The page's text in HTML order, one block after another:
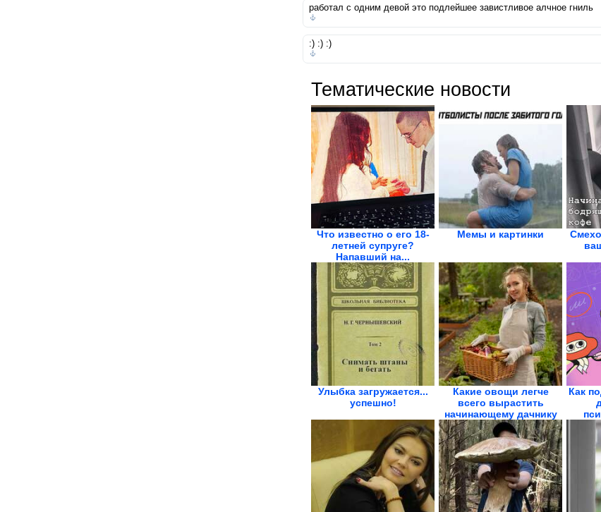
работал с одним девой это подлейшее завистливое алчное гниль
:) :) :)
Тематические новости
Что известно о его 18-
летней супруге?
Напавший на...
Мемы и картинки
Улыбка загружается...
успешно!
Какие овощи легче
всего вырастить
начинающему дачнику
Как